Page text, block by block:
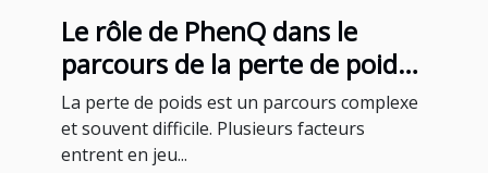
Le rôle de PhenQ dans le
parcours de la perte de poids :
témoignages et expériences
des utilisateurs
La perte de poids est un parcours complexe
et souvent difficile. Plusieurs facteurs
entrent en jeu...